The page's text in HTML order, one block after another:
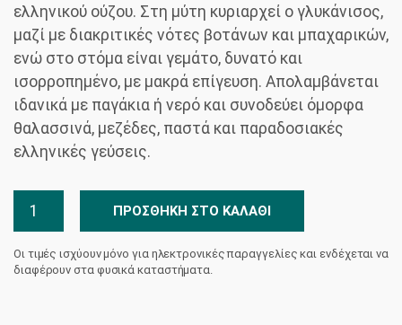
ελληνικού ούζου. Στη μύτη κυριαρχεί ο γλυκάνισος,
μαζί με διακριτικές νότες βοτάνων και μπαχαρικών,
ενώ στο στόμα είναι γεμάτο, δυνατό και
ισορροπημένο, με μακρά επίγευση. Απολαμβάνεται
ιδανικά με παγάκια ή νερό και συνοδεύει όμορφα
θαλασσινά, μεζέδες, παστά και παραδοσιακές
ελληνικές γεύσεις.
Ούζο
Μπλέ
ποσότητα
ΠΡΟΣΘΉΚΗ ΣΤΟ ΚΑΛΆΘΙ
Οι τιμές ισχύουν μόνο για ηλεκτρονικές παραγγελίες και ενδέχεται να
διαφέρουν στα φυσικά καταστήματα.